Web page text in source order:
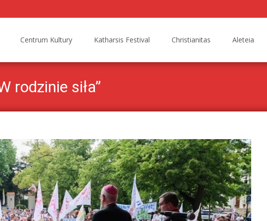
Centrum Kultury Katharsis Festival Christianitas Aleteia
rodzinie siła”